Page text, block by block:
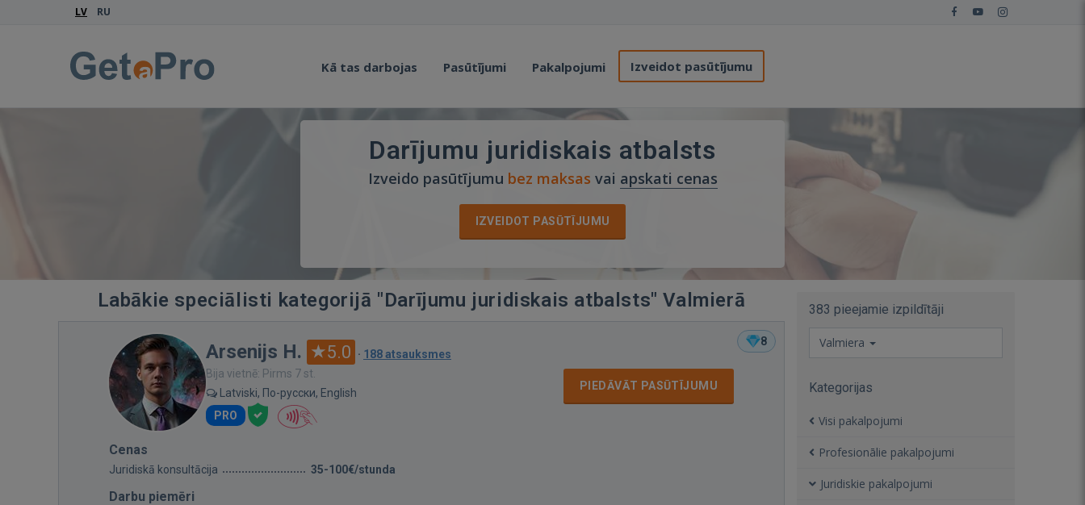
LV RU
Kā tas darbojas Pasūtījumi Pakalpojumi Izveidot pasūtījumu
Darījumu juridiskais atbalsts
Izveido pasūtījumu bez maksas vai apskati cenas
IZVEIDOT PASŪTĪJUMU
Labākie speciālisti kategorijā "Darījumu juridiskais atbalsts" Valmierā
8
Arsenijs H. 5.0 · 188 atsauksmes
Bija vietnē: Pirms 7 st.
Latviski, По-русски, English
PRO
PIEDĀVĀT PASŪTĪJUMU
Cenas
Juridiskā konsultācija 35-100€/stunda
Darbu piemēri
383 pieejamie izpildītāji
Valmiera
Kategorijas
Visi pakalpojumi
Profesionālie pakalpojumi
Juridiskie pakalpojumi